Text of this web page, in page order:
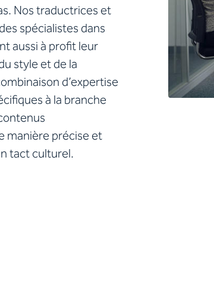
Nos traductrices et
spécialistes dans
aussi à profit leur
style et de la
d’expertise
à la branche
manière précise et
tact culturel.